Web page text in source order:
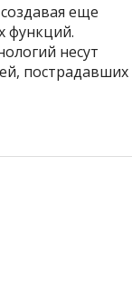
еще
функций.
несут
пострадавших